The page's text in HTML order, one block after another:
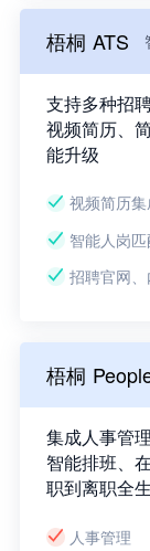
梧桐 ATS
支持多种招
视频简历、
能升级
视频简历
智能人岗
招聘官网
梧桐
集成人事管
智能排班、
职到离职全
人事管理